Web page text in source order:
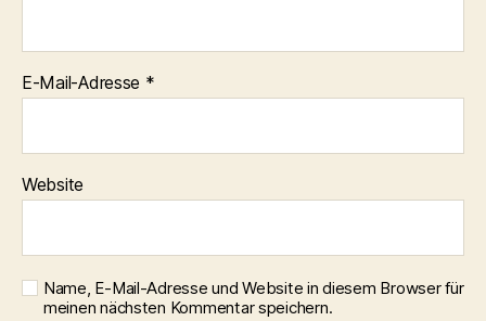
E-Mail-Adresse *
Website
Name, E-Mail-Adresse und Website in diesem Browser für
meinen nächsten Kommentar speichern.